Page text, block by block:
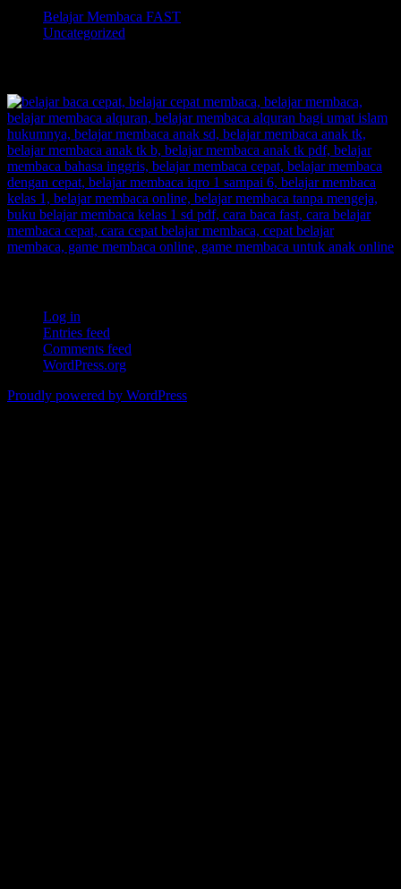
Belajar Membaca FAST
Uncategorized
Log in
Entries feed
Comments feed
WordPress.org
Proudly powered by WordPress